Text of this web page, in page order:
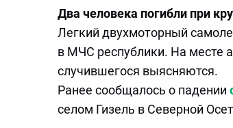
Два человека погибли при
Легкий двухмоторный
в МЧС республики. На месте
случившегося выясняются.
Ранее сообщалось о падении
селом Гизель в Северной